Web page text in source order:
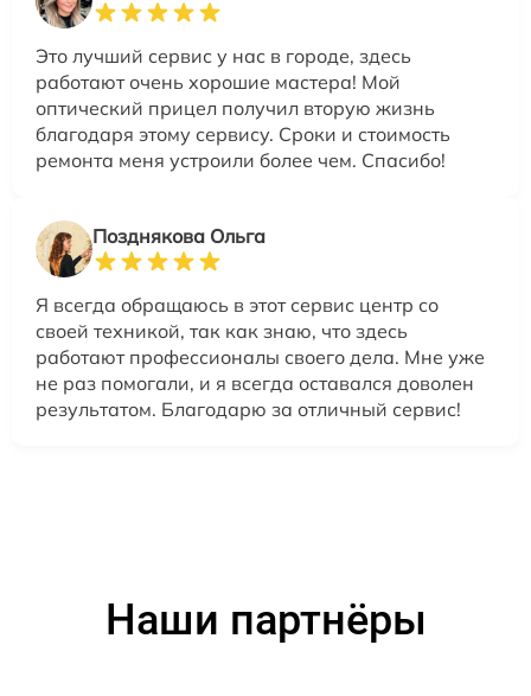
Это лучший сервис у нас в городе, здесь
работают очень хорошие мастера! Мой
оптический прицел получил вторую жизнь
благодаря этому сервису. Сроки и стоимость
ремонта меня устроили более чем. Спасибо!
Позднякова Ольга
Я всегда обращаюсь в этот сервис центр со
своей техникой, так как знаю, что здесь
работают профессионалы своего дела. Мне уже
не раз помогали, и я всегда оставался доволен
результатом. Благодарю за отличный сервис!
Наши партнёры